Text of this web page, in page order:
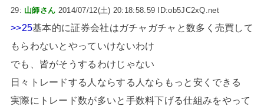
29: 山師さん 2014/07/12(土) 20:18:58.59 ID:ob5JC2xQ.net
>>25基本的に証券会社はガチャガチャと数多く売買して
もらわないとやっていけないわけ
でも、皆がそうするわけじゃない
日々トレードする人ならする人ならもっと安くできる
実際にトレード数が多いと手数料下げる仕組みをやって